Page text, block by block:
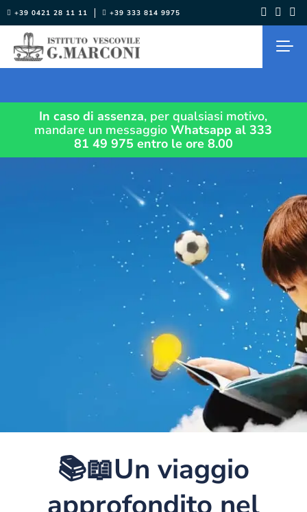
Salta
al
contenuto
+39 0421 28 11 11 +39 333 814 9975
In caso di assenza, per qualsiasi motivo,
mandare un messaggioWhatsapp al 333
81 49 975 entro le ore 8.00
📚📖Un viaggio